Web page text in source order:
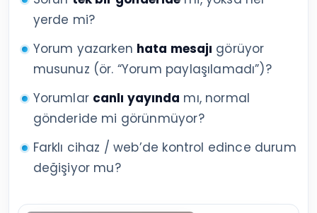
yerde mi?
Yorum yazarken hata mesajı görüyor
musunuz (ör. “Yorum paylaşılamadı”)?
Yorumlar canlı yayında mı, normal
gönderide mi görünmüyor?
Farklı cihaz / web’de kontrol edince durum
değişiyor mu?